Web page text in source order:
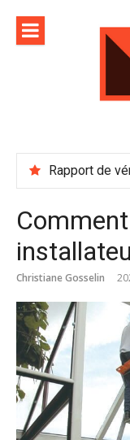
contenu
Christiane Gosselin